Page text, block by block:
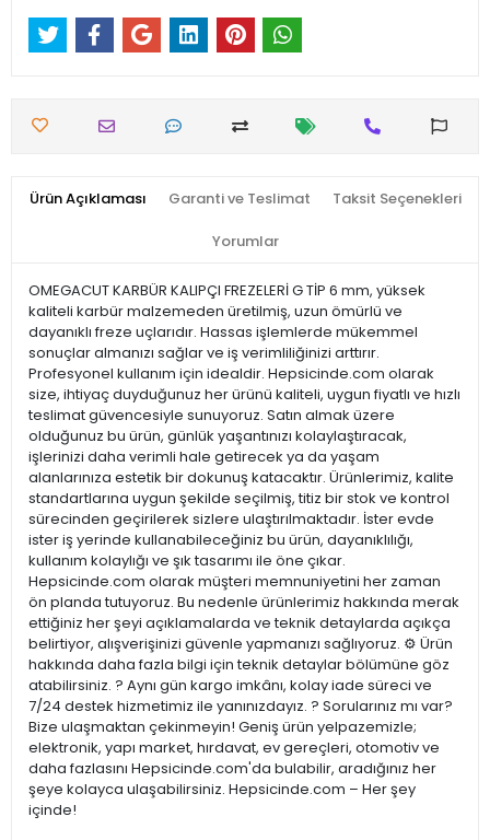
Ürün Açıklaması Garanti ve Teslimat Taksit Seçenekleri
Yorumlar
OMEGACUT KARBÜR KALIPÇI FREZELERİ G TİP 6 mm, yüksek
kaliteli karbür malzemeden üretilmiş, uzun ömürlü ve
dayanıklı freze uçlarıdır. Hassas işlemlerde mükemmel
sonuçlar almanızı sağlar ve iş verimliliğinizi arttırır.
Profesyonel kullanım için idealdir. Hepsicinde.com olarak
size, ihtiyaç duyduğunuz her ürünü kaliteli, uygun fiyatlı ve hızlı
teslimat güvencesiyle sunuyoruz. Satın almak üzere
olduğunuz bu ürün, günlük yaşantınızı kolaylaştıracak,
işlerinizi daha verimli hale getirecek ya da yaşam
alanlarınıza estetik bir dokunuş katacaktır. Ürünlerimiz, kalite
standartlarına uygun şekilde seçilmiş, titiz bir stok ve kontrol
sürecinden geçirilerek sizlere ulaştırılmaktadır. İster evde
ister iş yerinde kullanabileceğiniz bu ürün, dayanıklılığı,
kullanım kolaylığı ve şık tasarımı ile öne çıkar.
Hepsicinde.com olarak müşteri memnuniyetini her zaman
ön planda tutuyoruz. Bu nedenle ürünlerimiz hakkında merak
ettiğiniz her şeyi açıklamalarda ve teknik detaylarda açıkça
belirtiyor, alışverişinizi güvenle yapmanızı sağlıyoruz. ⚙️ Ürün
hakkında daha fazla bilgi için teknik detaylar bölümüne göz
atabilirsiniz. ? Aynı gün kargo imkânı, kolay iade süreci ve
7/24 destek hizmetimiz ile yanınızdayız. ? Sorularınız mı var?
Bize ulaşmaktan çekinmeyin! Geniş ürün yelpazemizle;
elektronik, yapı market, hırdavat, ev gereçleri, otomotiv ve
daha fazlasını Hepsicinde.com'da bulabilir, aradığınız her
şeye kolayca ulaşabilirsiniz. Hepsicinde.com – Her şey
içinde!